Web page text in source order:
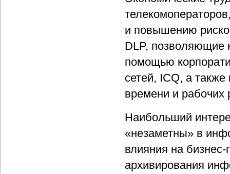
и повышению
DLP, позволяющие
помощью
сетей, ICQ, а
времени и рабочих
Наибольший
«незаметны» в
влияния на
архивирования